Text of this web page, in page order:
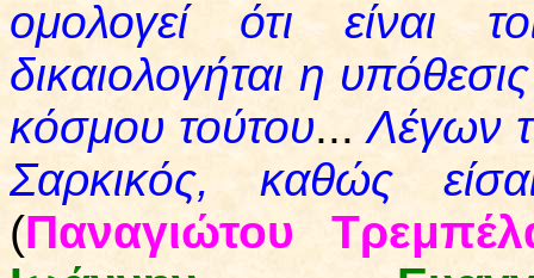
ομολογεί ότι είναι
δικαιολογήται η
κόσμου τούτου...Λέγων
Σαρκικός, καθώς
(Παναγιώτου